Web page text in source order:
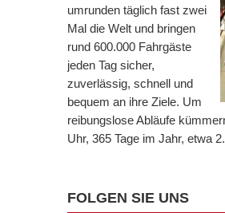
umrunden täglich fast zwei
Mal die Welt und bringen
rund 600.000 Fahrgäste
jeden Tag sicher,
zuverlässig, schnell und
bequem an ihre Ziele. Um
reibungslose Abläufe
Uhr, 365 Tage im Jahr, etwa
FOLGEN SIE UNS